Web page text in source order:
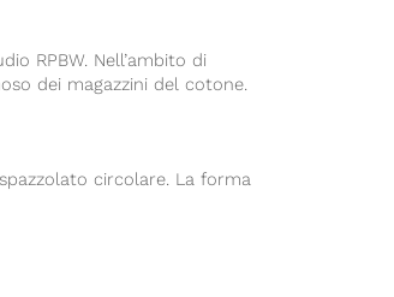
RPBW. Nell’ambito di
dei magazzini del cotone.
circolare. La forma